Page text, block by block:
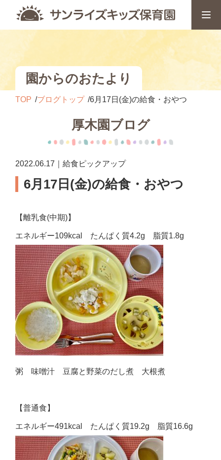
園からのおたより
TOP ブログトップ 6月17日(金)の給食・おやつ
厚木園ブログ
2022.06.17｜給食ピックアップ
6月17日(金)の給食・おやつ
【離乳食(中期)】
エネルギー109kcal たんぱく質4.2g 脂質1.8g
粥 味噌汁 豆腐と野菜のだし煮 大根煮
【普通食】
エネルギー491kcal たんぱく質19.2g 脂質16.6g